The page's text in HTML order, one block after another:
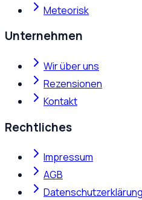
Meteorisk
Unternehmen
Wir über uns
Rezensionen
Kontakt
Rechtliches
Impressum
AGB
Datenschutzerklärung